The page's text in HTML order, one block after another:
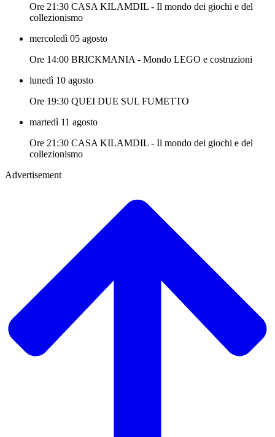
Ore 21:30 CASA KILAMDIL - Il mondo dei giochi e del
collezionismo
mercoledì 05 agosto
Ore 14:00 BRICKMANIA - Mondo LEGO e costruzioni
lunedì 10 agosto
Ore 19:30 QUEI DUE SUL FUMETTO
martedì 11 agosto
Ore 21:30 CASA KILAMDIL - Il mondo dei giochi e del
collezionismo
Advertisement